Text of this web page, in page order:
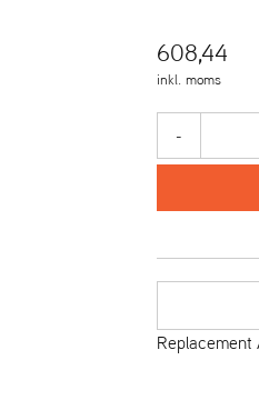
608,44
inkl. moms
-